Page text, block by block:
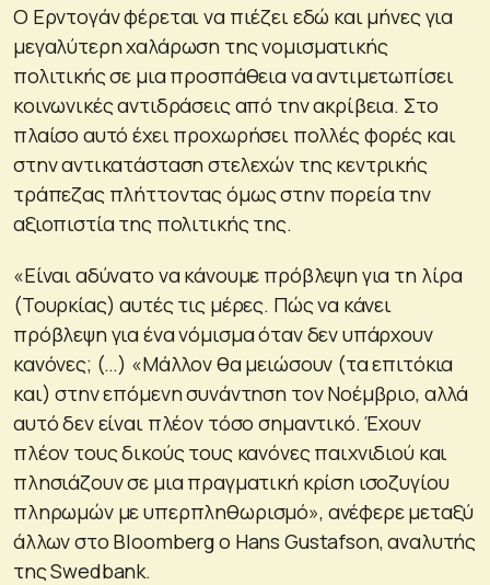
Ο Ερντογάν φέρεται να πιέζει εδώ και μήνες για
μεγαλύτερη χαλάρωση της νομισματικής
πολιτικής σε μια προσπάθεια να αντιμετωπίσει
κοινωνικές αντιδράσεις από την ακρίβεια. Στο
πλαίσο αυτό έχει προχωρήσει πολλές φορές και
στην αντικατάσταση στελεχών της κεντρικής
τράπεζας πλήττοντας όμως στην πορεία την
αξιοπιστία της πολιτικής της.
«Είναι αδύνατο να κάνουμε πρόβλεψη για τη λίρα
(Τουρκίας) αυτές τις μέρες. Πώς να κάνει
πρόβλεψη για ένα νόμισμα όταν δεν υπάρχουν
κανόνες; (…) «Μάλλον θα μειώσουν (τα επιτόκια
και) στην επόμενη συνάντηση τον Νοέμβριο, αλλά
αυτό δεν είναι πλέον τόσο σημαντικό. Έχουν
πλέον τους δικούς τους κανόνες παιχνιδιού και
πλησιάζουν σε μια πραγματική κρίση ισοζυγίου
πληρωμών με υπερπληθωρισμό», ανέφερε μεταξύ
άλλων στο Bloomberg ο Hans Gustafson, αναλυτής
της Swedbank.